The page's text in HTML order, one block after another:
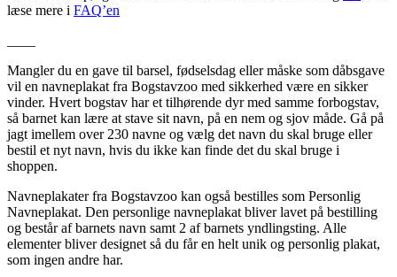
læse mere i FAQ’en
Mangler du en gave til barsel, fødselsdag eller måske som dåbsgave
vil en navneplakat fra Bogstavzoo med sikkerhed være en sikker
vinder. Hvert bogstav har et tilhørende dyr med samme forbogstav,
så barnet kan lære at stave sit navn, på en nem og sjov måde. Gå på
jagt imellem over 230 navne og vælg det navn du skal bruge eller
bestil et nyt navn, hvis du ikke kan finde det du skal bruge i
shoppen.
Navneplakater fra Bogstavzoo kan også bestilles som Personlig
Navneplakat. Den personlige navneplakat bliver lavet på bestilling
og består af barnets navn samt 2 af barnets yndlingsting. Alle
elementer bliver designet så du får en helt unik og personlig plakat,
som ingen andre har.